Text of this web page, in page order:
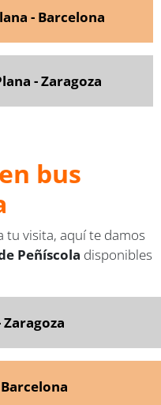
- Barcelona
- Zaragoza
bus
tu visita, aquí te damos
Peñíscola disponibles
Zaragoza